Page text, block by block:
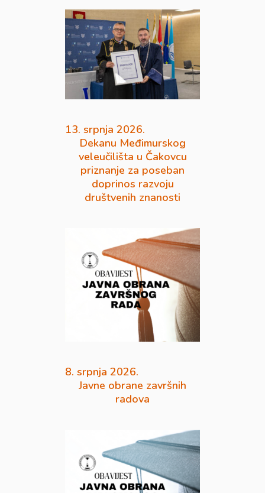
13. srpnja 2026.
Dekanu Međimurskog
veleučilišta u Čakovcu
priznanje za poseban
doprinos razvoju
društvenih znanosti
8. srpnja 2026.
Javne obrane završnih
radova